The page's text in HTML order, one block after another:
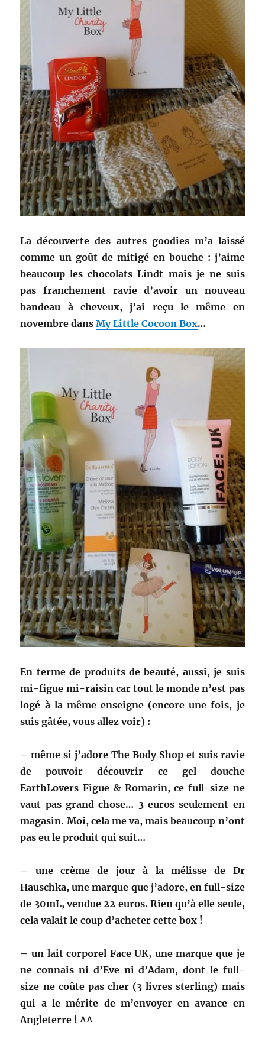
La découverte des autres goodies m’a laissé
comme un goût de mitigé en bouche : j’aime
beaucoup les chocolats Lindt mais je ne suis
pas franchement ravie d’avoir un nouveau
bandeau à cheveux, j’ai reçu le même en
novembre dansMy Little Cocoon Box…
En terme de produits de beauté, aussi, je suis
mi-figue mi-raisin car tout le monde n’est pas
logé à la même enseigne (encore une fois, je
suis gâtée, vous allez voir) :
– même si j’adore The Body Shop et suis ravie
de pouvoir découvrir ce gel douche
EarthLovers Figue & Romarin, ce full-size ne
vaut pas grand chose… 3 euros seulement en
magasin. Moi, cela me va, mais beaucoup n’ont
pas eu le produit qui suit…
– une crème de jour à la mélisse de Dr
Hauschka, une marque que j’adore, en full-size
de 30mL, vendue 22 euros. Rien qu’à elle seule,
cela valait le coup d’acheter cette box !
– un lait corporel Face UK, une marque que je
ne connais ni d’Eve ni d’Adam, dont le full-
size ne coûte pas cher (3 livres sterling) mais
qui a le mérite de m’envoyer en avance en
Angleterre ! ^^